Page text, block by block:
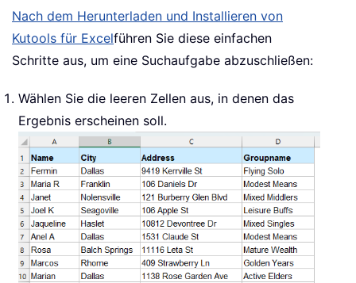
Nach dem Herunterladen und Installieren von
Kutools für Excelführen Sie diese einfachen
Schritte aus, um eine Suchaufgabe abzuschließen:
Wählen Sie die leeren Zellen aus, in denen das
Ergebnis erscheinen soll.